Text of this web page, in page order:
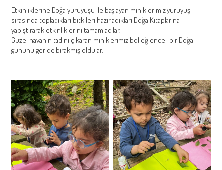
Etkinliklerine Doğa yürüyüşü ile başlayan miniklerimiz yürüyüş
sırasında topladıkları bitkileri hazırladıkları Doğa Kitaplarına
yapıştırarak etkinliklerini tamamladılar.
Güzel havanın tadını çıkaran miniklerimiz bol eğlenceli bir Doğa
gününü geride bırakmış oldular.